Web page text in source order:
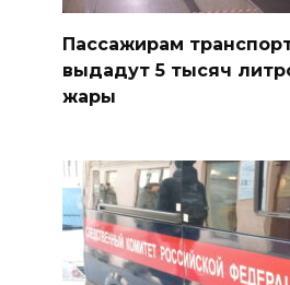
Пассажирам
выдадут 5 тысяч
жары